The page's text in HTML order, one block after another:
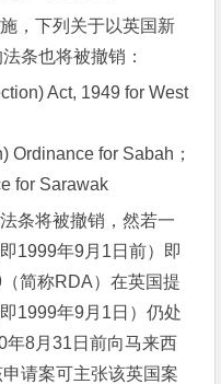
下列关于以英国新
条也将被撤销：
Act, 1949 for West
for Sabah；
for Sarawak
将被撤销，然若一
1999年9月1日前）即
简称RDA）在英国提
1999年9月1日）仍处
年8月31日前向马来西
请案可主张该英国案